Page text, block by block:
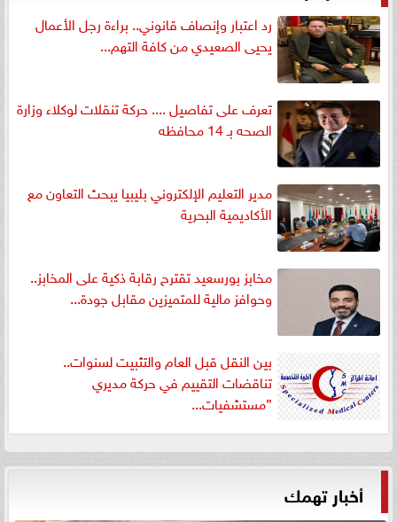
رد اعتبار وإنصاف قانوني.. براءة رجل الأعمال
يحيى الصعيدي من كافة التهم...
تعرف على تفاصيل .... حركة تنقلات لوكلاء وزارة
الصحه بـ 14 محافظه
مدير التعليم الإلكتروني بليبيا يبحث التعاون مع
الأكاديمية البحرية
مخابز بورسعيد تقترح رقابة ذكية على المخابز..
وحوافز مالية للمتميزين مقابل جودة...
بين النقل قبل العام والتثبيت لسنوات..
تناقضات التقييم في حركة مديري
”مستشفيات...
أخبار تهمك